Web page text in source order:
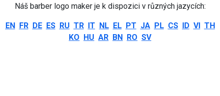
Náš barber logo maker je k dispozici v různých jazycích:
EN FR DE ES RU TR IT NL EL PT JA PL CS ID VI TH
KO HU AR BN RO SV